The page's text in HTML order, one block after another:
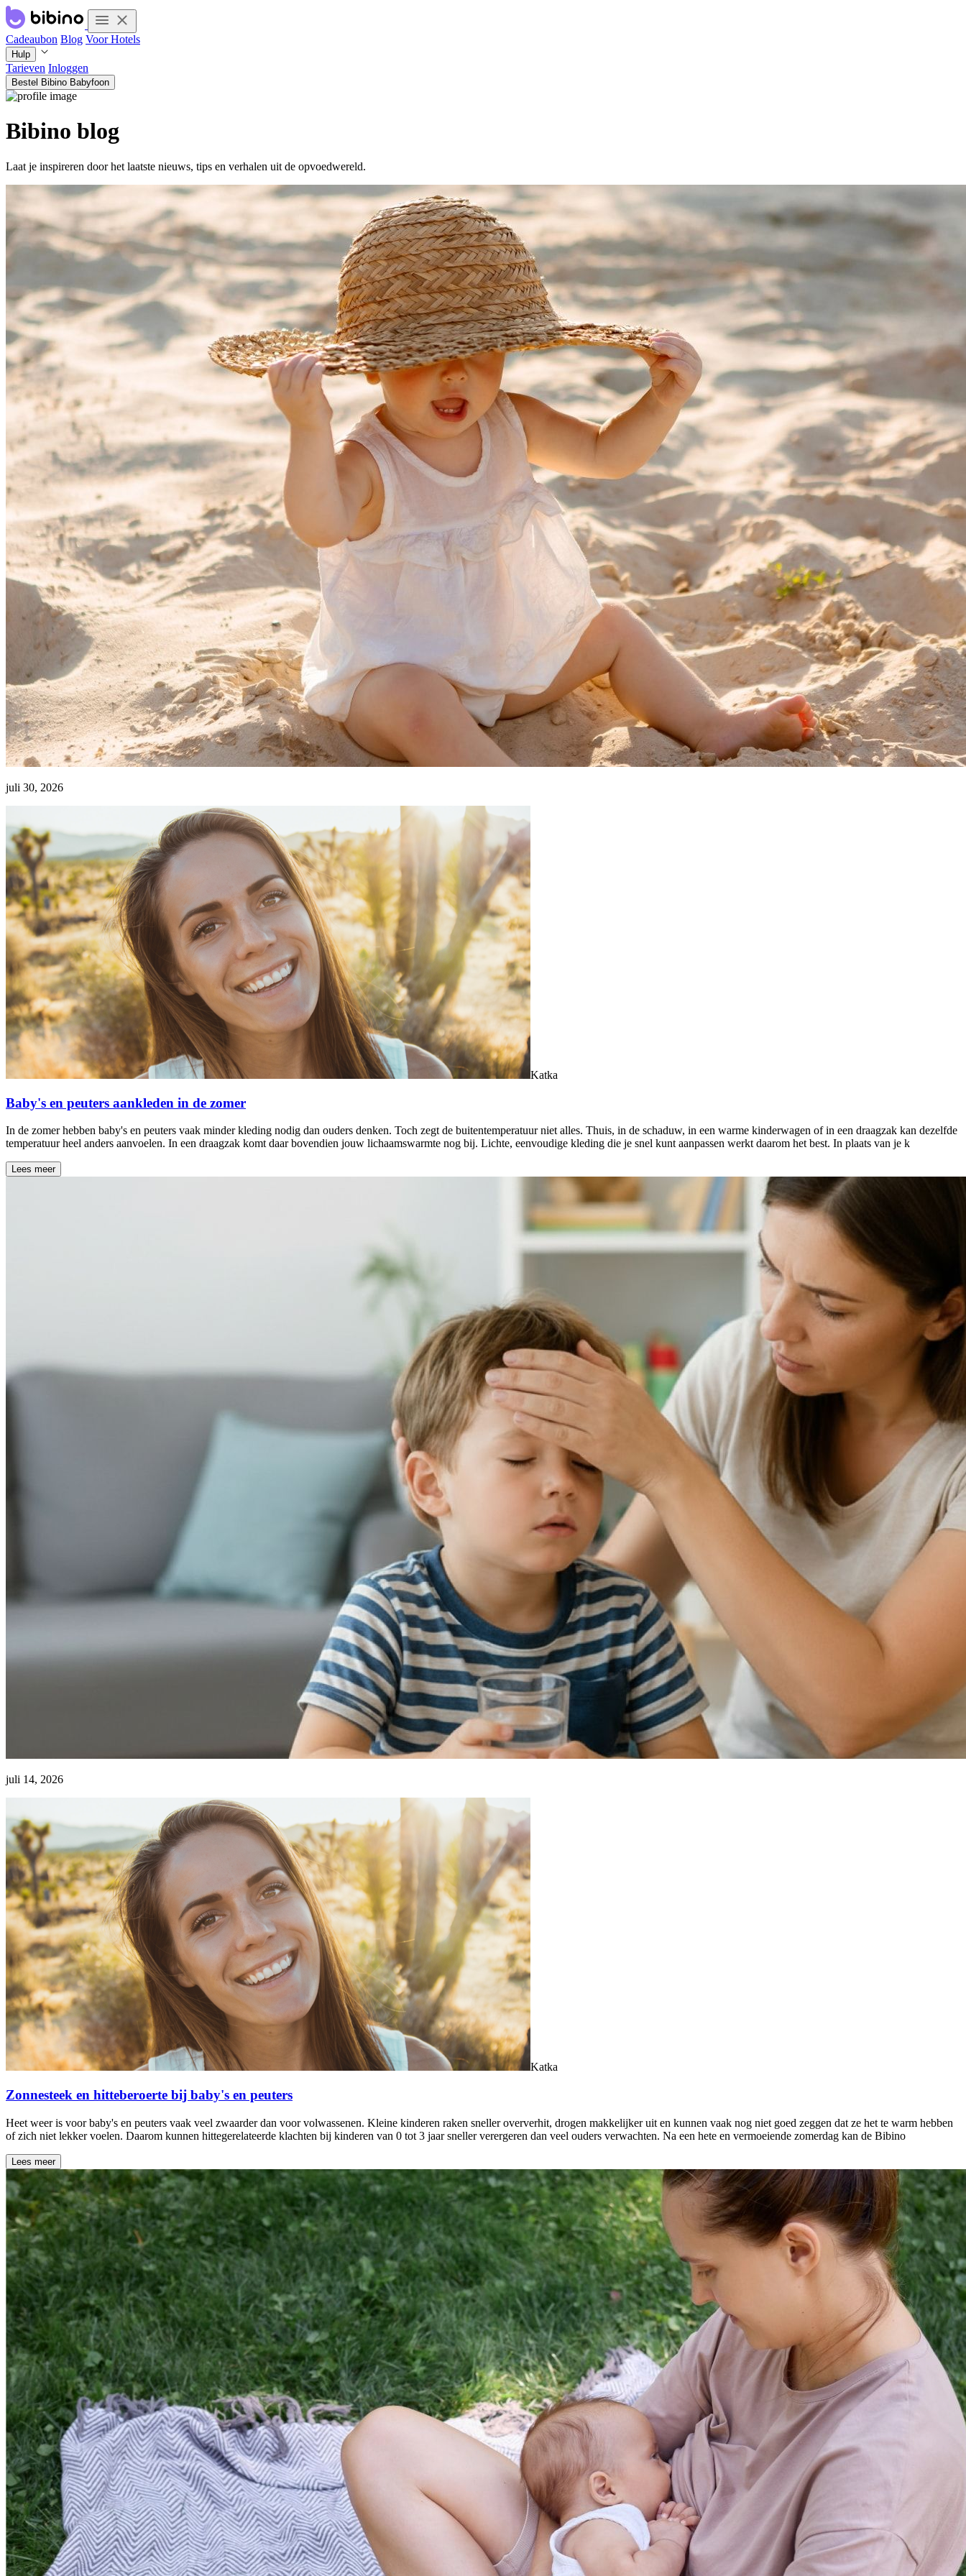
Cadeaubon Blog Voor Hotels
Hulp
Tarieven Inloggen
Bestel Bibino Babyfoon
Bibino blog
Laat je inspireren door het laatste nieuws, tips en verhalen uit de opvoedwereld.
juli 30, 2026
Katka
Baby's en peuters aankleden in de zomer
In de zomer hebben baby's en peuters vaak minder kleding nodig dan ouders denken. Toch zegt de buitentemperatuur niet alles. Thuis, in de schaduw, in een warme kinderwagen of in een draagzak kan dezelfde
temperatuur heel anders aanvoelen. In een draagzak komt daar bovendien jouw lichaamswarmte nog bij. Lichte, eenvoudige kleding die je snel kunt aanpassen werkt daarom het best. In plaats van je k
Lees meer
juli 14, 2026
Katka
Zonnesteek en hitteberoerte bij baby's en peuters
Heet weer is voor baby's en peuters vaak veel zwaarder dan voor volwassenen. Kleine kinderen raken sneller oververhit, drogen makkelijker uit en kunnen vaak nog niet goed zeggen dat ze het te warm hebben
of zich niet lekker voelen. Daarom kunnen hittegerelateerde klachten bij kinderen van 0 tot 3 jaar sneller verergeren dan veel ouders verwachten. Na een hete en vermoeiende zomerdag kan de Bibino
Lees meer